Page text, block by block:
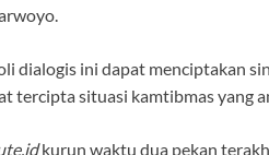
dialogis ini dapat menciptakan
tercipta situasi kamtibmas yang
kurun waktu dua pekan